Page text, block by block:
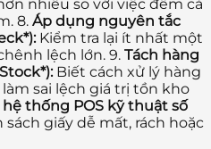
nhiều so với việc đếm cả
8. Áp dụng nguyên tắc
Kiểm tra lại ít nhất một
lệch lớn. 9. Tách hàng
Biết cách xử lý hàng
sai lệch giá trị tồn kho
thống POS kỹ thuật số
giấy dễ mất, rách hoặc